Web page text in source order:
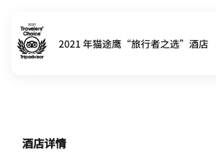
2021 年猫途鹰“旅行者之选”酒店
酒店详情